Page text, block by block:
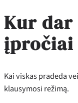
Kur
įpročiai
Kai viskas pradeda
klausymosi režimą.